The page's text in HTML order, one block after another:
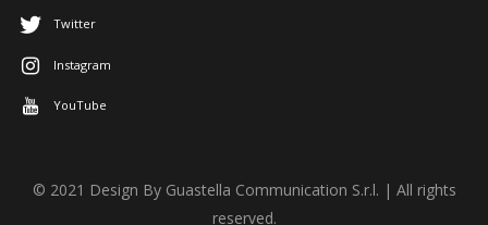
Twitter
Instagram
YouTube
© 2021 Design By Guastella Communication S.r.l. | All rights
reserved.